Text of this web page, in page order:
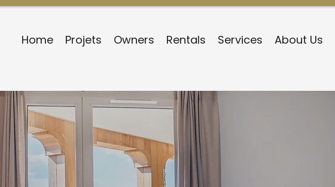
Home Projets Owners Rentals Services About Us